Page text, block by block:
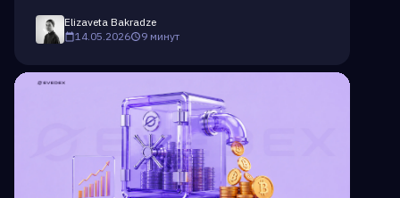
Elizaveta Bakradze
14.05.2026
9 минут